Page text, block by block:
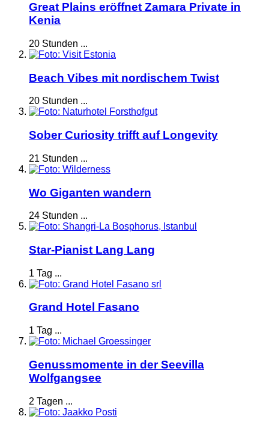
Great Plains eröffnet Zamara Private in
Kenia
20 Stunden ...
Beach Vibes mit nordischem Twist
20 Stunden ...
Sober Curiosity trifft auf Longevity
21 Stunden ...
Wo Giganten wandern
24 Stunden ...
Star-Pianist Lang Lang
1 Tag ...
Grand Hotel Fasano
1 Tag ...
Genussmomente in der Seevilla
Wolfgangsee
2 Tagen ...